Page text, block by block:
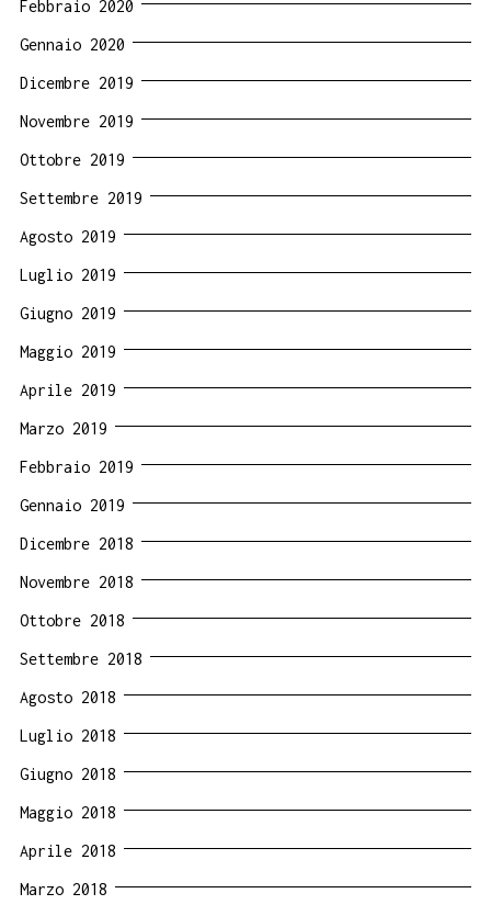
Febbraio 2020
Gennaio 2020
Dicembre 2019
Novembre 2019
Ottobre 2019
Settembre 2019
Agosto 2019
Luglio 2019
Giugno 2019
Maggio 2019
Aprile 2019
Marzo 2019
Febbraio 2019
Gennaio 2019
Dicembre 2018
Novembre 2018
Ottobre 2018
Settembre 2018
Agosto 2018
Luglio 2018
Giugno 2018
Maggio 2018
Aprile 2018
Marzo 2018